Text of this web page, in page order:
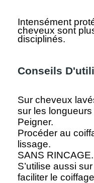
Intensément
cheveux sont
disciplinés.
Conseils
Sur cheveux
sur les
Peigner.
Procéder au
lissage.
SANS RINCAGE.
S’utilise aussi
faciliter le